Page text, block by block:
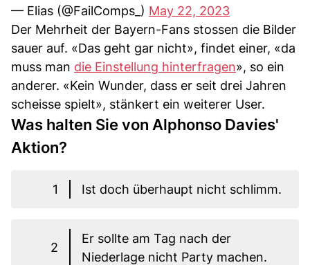
— Elias (@FailComps_) May 22, 2023
Der Mehrheit der Bayern-Fans stossen die Bilder
sauer auf. «Das geht gar nicht», findet einer, «da
muss man die Einstellung hinterfragen», so ein
anderer. «Kein Wunder, dass er seit drei Jahren
scheisse spielt», stänkert ein weiterer User.
Was halten Sie von Alphonso Davies'
Aktion?
1 Ist doch überhaupt nicht schlimm.
2
Er sollte am Tag nach der
Niederlage nicht Party machen.